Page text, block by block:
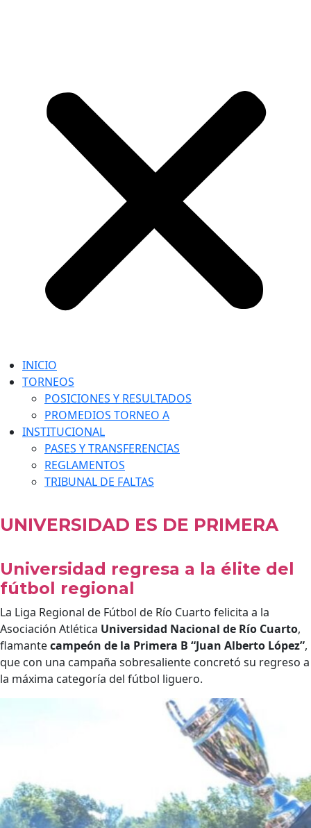
INICIO
TORNEOS
POSICIONES Y RESULTADOS
PROMEDIOS TORNEO A
INSTITUCIONAL
PASES Y TRANSFERENCIAS
REGLAMENTOS
TRIBUNAL DE FALTAS
UNIVERSIDAD ES DE PRIMERA
Universidad regresa a la élite del
fútbol regional
La Liga Regional de Fútbol de Río Cuarto felicita a la
Asociación Atlética Universidad Nacional de Río Cuarto,
flamantecampeón de la Primera B “Juan Alberto López”,
que con una campaña sobresaliente concretó su regreso a
la máxima categoría del fútbol liguero.